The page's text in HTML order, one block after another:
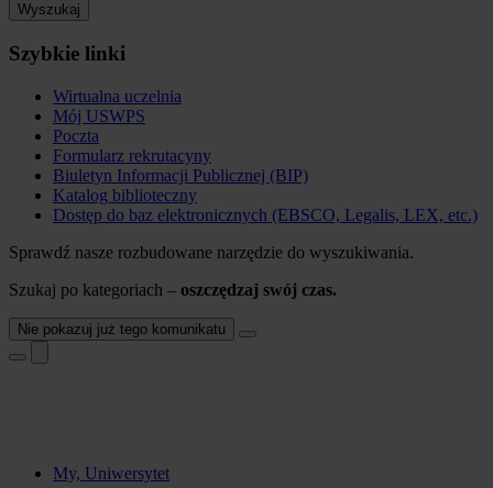
Wyszukaj
Szybkie linki
Wirtualna uczelnia
Mój USWPS
Poczta
Formularz rekrutacyny
Biuletyn Informacji Publicznej (BIP)
Katalog biblioteczny
Dostęp do baz elektronicznych (EBSCO, Legalis, LEX, etc.)
Sprawdź nasze rozbudowane narzędzie do wyszukiwania.
Szukaj po kategoriach – oszczędzaj swój czas.
Nie pokazuj już tego komunikatu
My, Uniwersytet